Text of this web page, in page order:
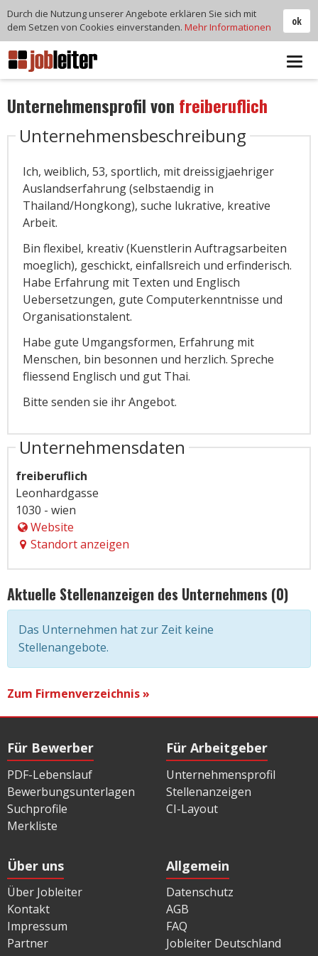
Unternehmensprofil von freiberuflich
Unternehmensbeschreibung
Ich, weiblich, 53, sportlich, mit dreissigjaehriger
Auslandserfahrung (selbstaendig in
Thailand/Hongkong), suche lukrative, kreative
Arbeit.
Bin flexibel, kreativ (Kuenstlerin Auftragsarbeiten
moeglich), geschickt, einfallsreich und erfinderisch.
Habe Erfahrung mit Texten und Englisch
Uebersetzungen, gute Computerkenntnisse und
Organisationstalent.
Habe gute Umgangsformen, Erfahrung mit
Menschen, bin besonnen und herzlich. Spreche
fliessend Englisch und gut Thai.
Bitte senden sie ihr Angebot.
Unternehmensdaten
freiberuflich
Leonhardgasse
1030 - wien
Website
Standort anzeigen
Aktuelle Stellenanzeigen des Unternehmens (0)
Das Unternehmen hat zur Zeit keine
Stellenangebote.
Zum Firmenverzeichnis »
Für Bewerber
PDF-Lebenslauf
Bewerbungsunterlagen
Suchprofile
Merkliste
Für Arbeitgeber
Unternehmensprofil
Stellenanzeigen
CI-Layout
Über uns
Über Jobleiter
Kontakt
Impressum
Partner
Allgemein
Datenschutz
AGB
FAQ
Jobleiter Deutschland
ok
Durch die Nutzung unserer Angebote erklären Sie sich mit
dem Setzen von Cookies einverstanden. Mehr Informationen